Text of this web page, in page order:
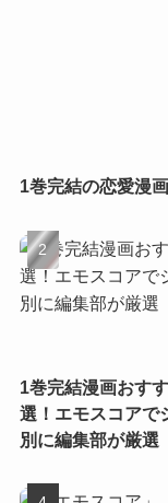
1巻完結の恋愛漫
1巻完結漫画おす
選！エモスコアで
別に編集部が厳選